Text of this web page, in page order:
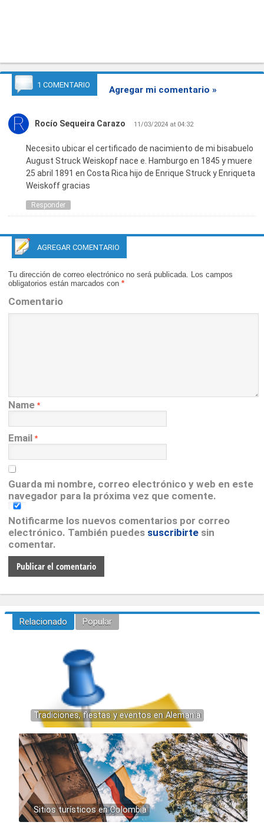
1 COMENTARIO Agregar mi comentario »
Rocío Sequeira Carazo 11/03/2024 at 04:32
Necesito ubicar el certificado de nacimiento de mi bisabuelo
August Struck Weiskopf nace e. Hamburgo en 1845 y muere
25 abril 1891 en Costa Rica hijo de Enrique Struck y Enriqueta
Weiskoff gracias
Responder
AGREGAR COMENTARIO
Tu dirección de correo electrónico no será publicada.
Los campos
obligatorios están marcados con *
Comentario
Name *
Email *
Guarda mi nombre, correo electrónico y web en este
navegador para la próxima vez que comente.
Notificarme los nuevos comentarios por correo
electrónico. También puedes suscribirtesin
comentar.
Relacionado Popular
Tradiciones, fiestas y eventos en Alemania
Sitios turísticos en Colombia